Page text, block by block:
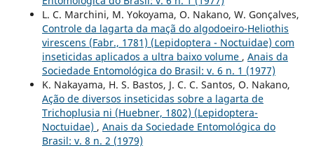
L. C. Marchini, M. Yokoyama, O. Nakano, W. Gonçalves,
Controle da lagarta da maçã do algodoeiro-Heliothis
virescens (Fabr., 1781) (Lepidoptera - Noctuidae) com
inseticidas aplicados a ultra baixo volume , Anais da
Sociedade Entomológica do Brasil: v. 6 n. 1 (1977)
K. Nakayama, H. S. Bastos, J. C. C. Santos, O. Nakano,
Ação de diversos inseticidas sobre a lagarta de
Trichoplusia ni (Huebner, 1802) (Lepidoptera-
Noctuidae) , Anais da Sociedade Entomológica do
Brasil: v. 8 n. 2 (1979)